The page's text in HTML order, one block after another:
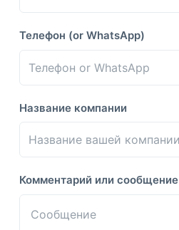
Телефон (or WhatsApp)
Название компании
Комментарий или сообщение